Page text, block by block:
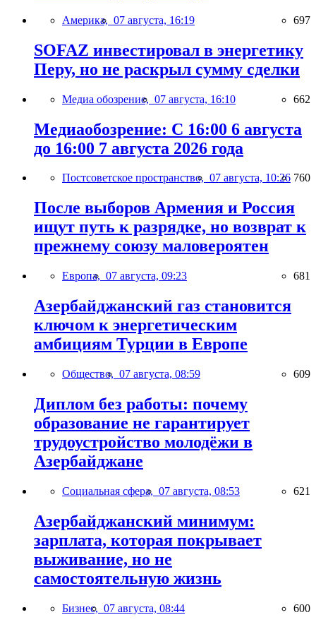
Америка, 07 августа, 16:19 697
SOFAZ инвестировал в энергетику
Перу, но не раскрыл сумму сделки
Медиа обозрение, 07 августа, 16:10 662
Медиаобозрение: С 16:00 6 августа
до 16:00 7 августа 2026 года
Постсоветское пространство, 07 августа, 10:26 760
После выборов Армения и Россия
ищут путь к разрядке, но возврат к
прежнему союзу маловероятен
Европа, 07 августа, 09:23 681
Азербайджанский газ становится
ключом к энергетическим
амбициям Турции в Европе
Общество, 07 августа, 08:59 609
Диплом без работы: почему
образование не гарантирует
трудоустройство молодёжи в
Азербайджане
Социальная сфера, 07 августа, 08:53 621
Азербайджанский минимум:
зарплата, которая покрывает
выживание, но не
самостоятельную жизнь
Бизнес, 07 августа, 08:44 600